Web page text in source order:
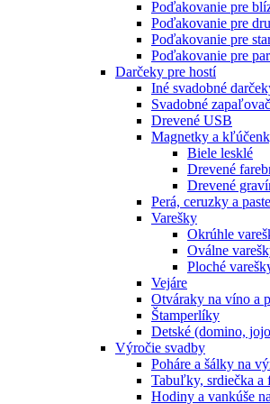
Poďakovanie pre
Poďakovanie pre
Poďakovanie pre
Poďakovanie pre
Darčeky pre hostí
Iné svadobné
Svadobné
Drevené USB
Magnetky a
Biele lesklé
Drevené
Drevené
Perá, ceruzky a
Varešky
Okrúhle
Oválne
Ploché
Vejáre
Otváraky na víno a
Štamperlíky
Detské (domino,
Výročie svadby
Poháre a šálky na
Tabuľky, srdiečka a
Hodiny a vankúše